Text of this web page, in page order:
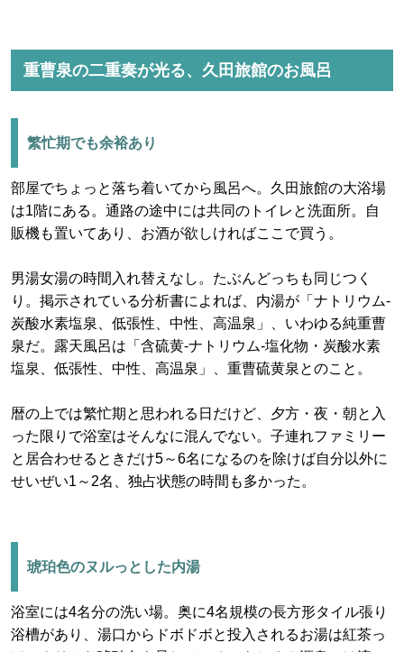
重曹泉の二重奏が光る、久田旅館のお風呂
繁忙期でも余裕あり
部屋でちょっと落ち着いてから風呂へ。久田旅館の大浴場
は1階にある。通路の途中には共同のトイレと洗面所。自
販機も置いてあり、お酒が欲しければここで買う。
男湯女湯の時間入れ替えなし。たぶんどっちも同じつく
り。掲示されている分析書によれば、内湯が「ナトリウム-
炭酸水素塩泉、低張性、中性、高温泉」、いわゆる純重曹
泉だ。露天風呂は「含硫黄-ナトリウム-塩化物・炭酸水素
塩泉、低張性、中性、高温泉」、重曹硫黄泉とのこと。
暦の上では繁忙期と思われる日だけど、夕方・夜・朝と入
った限りで浴室はそんなに混んでない。子連れファミリー
と居合わせるときだけ5～6名になるのを除けば自分以外に
せいぜい1～2名、独占状態の時間も多かった。
琥珀色のヌルっとした内湯
浴室には4名分の洗い場。奥に4名規模の長方形タイル張り
浴槽があり、湯口からドボドボと投入されるお湯は紅茶っ